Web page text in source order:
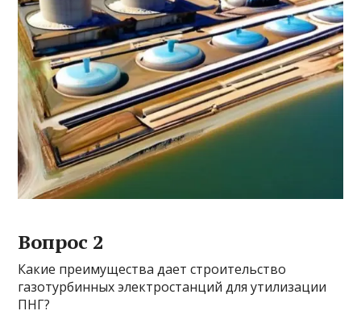
Вопрос 2
Какие преимущества дает строительство
газотурбинных электростанций для утилизации
ПНГ?